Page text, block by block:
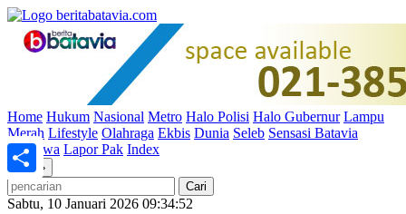
Home Hukum Nasional Metro Halo Polisi Halo Gubernur Lampu
Merah Lifestyle Olahraga Ekbis Dunia Seleb Sensasi Batavia
Peristiwa Lapor Pak Index
»
Sabtu, 10 Januari 2026 09:34:52
Share